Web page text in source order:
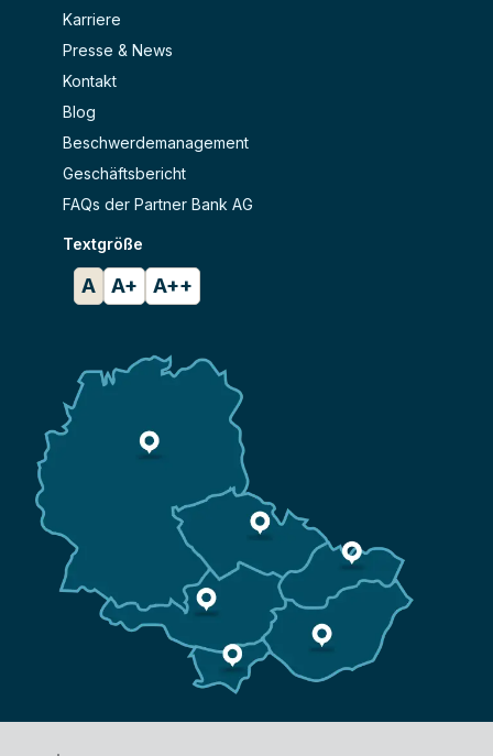
Karriere
Presse & News
Kontakt
Blog
Beschwerdemanagement
Geschäftsbericht
FAQs der Partner Bank AG
Textgröße
A A+ A++